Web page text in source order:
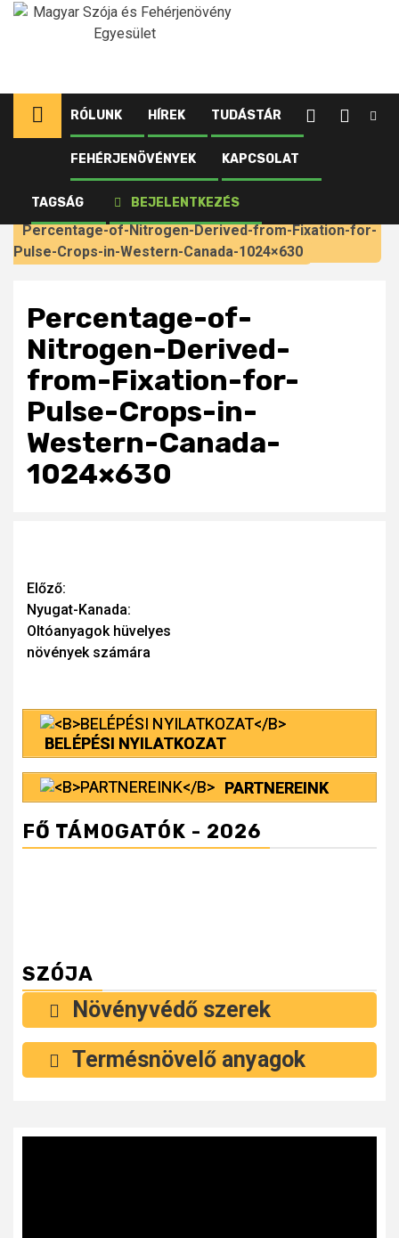
Ugrás
RÓLUNK HÍREK TUDÁSTÁR
FEHÉRJENÖVÉNYEK KAPCSOLAT
TAGSÁG BEJELENTKEZÉS
Kezdőlap
Újdonságok tagjainknak
számára
Percentage-of-Nitrogen-Derived-from-Fixation-for-
Pulse-Crops-in-Western-Canada-1024×630
Percentage-of-
Nitrogen-Derived-
from-Fixation-for-
Pulse-Crops-in-
Western-Canada-
1024×630
Continue
Reading
Előző:
Nyugat-Kanada:
Oltóanyagok hüvelyes
növények számára
BELÉPÉSI NYILATKOZAT
PARTNEREINK
FŐ TÁMOGATÓK - 2026
SZÓJA
Növényvédő szerek
Termésnövelő anyagok